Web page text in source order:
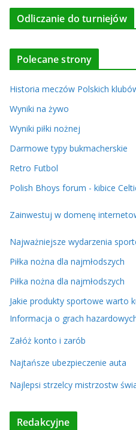
Odliczanie do turniejów
Polecane strony
Historia meczów Polskich
Wyniki na żywo
Wyniki piłki nożnej
Darmowe typy bukmacherskie
Retro Futbol
Polish Bhoys forum - kibice
Zainwestuj w domenę
Najważniejsze wydarzenia
Piłka nożna dla najmłodszych
Piłka nożna dla najmłodszych
Jakie produkty sportowe warto
Informacja o grach
Załóż konto i zarób
Najtańsze ubezpieczenie auta
Najlepsi strzelcy mistrzostw
Redakcyjne